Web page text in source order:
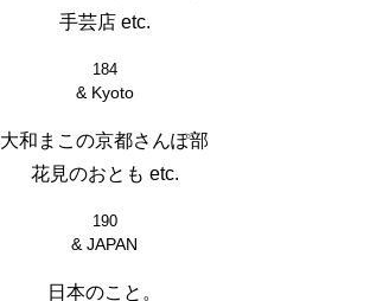
手芸店 etc.
184
& Kyoto
大和まこの京都さんぽ部
花見のおとも etc.
190
& JAPAN
日本のこと。